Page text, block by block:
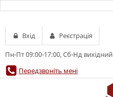
Пн-Пт 09:00-17:00, Сб-Нд вихідний
Передзвоніть мені
Вхід Реєстрація